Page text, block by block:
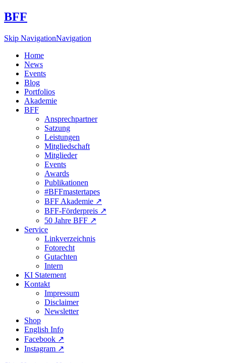
BFF
Skip NavigationNavigation
Home
News
Events
Blog
Portfolios
Akademie
BFF
Ansprechpartner
Satzung
Leistungen
Mitgliedschaft
Mitglieder
Events
Awards
Publikationen
#BFFmastertapes
BFF Akademie ↗︎
BFF-Förderpreis ↗︎
50 Jahre BFF ↗︎
Service
Linkverzeichnis
Fotorecht
Gutachten
Intern
KI Statement
Kontakt
Impressum
Disclaimer
Newsletter
Shop
English Info
Facebook ↗︎
Instagram ↗︎